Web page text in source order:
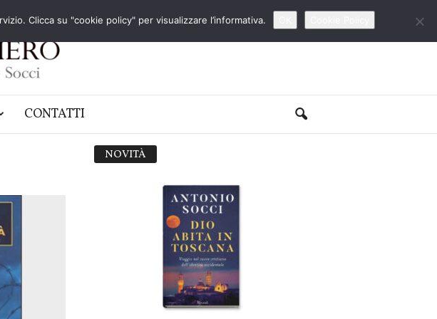
CONTATTI
NOVITÀ
Clicca su "cookie policy" per visualizzare l’informativa.